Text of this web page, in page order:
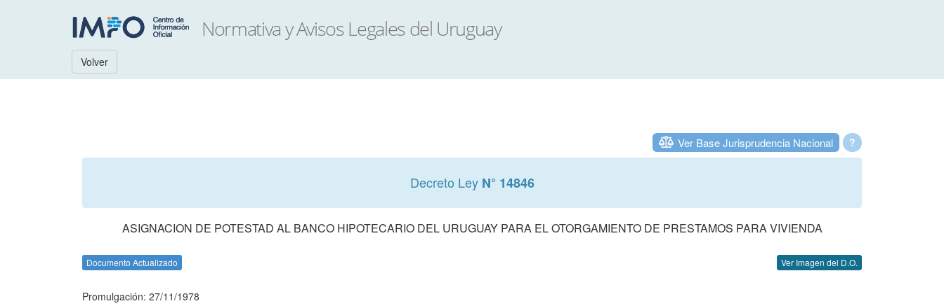
Volver
?
Ver Base Jurisprudencia Nacional
Decreto Ley N° 14846
ASIGNACION DE POTESTAD AL BANCO HIPOTECARIO DEL URUGUAY PARA EL OTORGAMIENTO DE PRESTAMOS PARA VIVIENDA
Documento Actualizado Ver Imagen del D.O.
Promulgación: 27/11/1978